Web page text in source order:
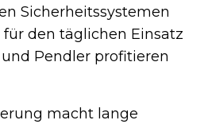
Sicherheitssystemen
für den täglichen Einsatz
Pendler profitieren
macht lange